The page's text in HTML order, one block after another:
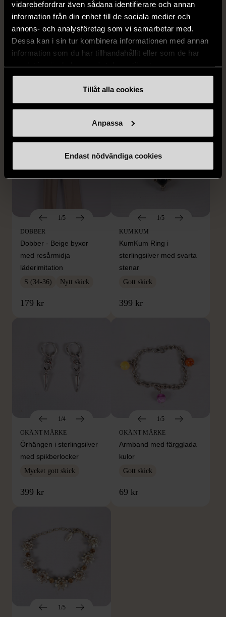
vidarebefordrar även sådana identifierare och annan
information från din enhet till de sociala medier och
annons- och analysföretag som vi samarbetar med.
Dessa kan i sin tur kombinera informationen med annan
information som du har tillhandahållit eller som de har
Tillåt alla cookies
Anpassa
Endast nödvändiga cookies
MISSONI
Missoni - Klänning -
Stickad - Grön - Premium
Vintage
S (34-36) Gott skick
999 kr
GIANFRANCO FERRE
STUDIO
Gianfranco Ferre Studio -
Kjol - Silke - Premium
Vintage
S (34-36)
999 kr
1/5
DOBBER
Dobber - Beige byxor
med resårmidja
läderimitation
S (34-36) Nytt skick
179 kr
1/5
KUMKUM
KumKum Ring i
sterlingsilver med svarta
stenar
Gott skick
399 kr
1/4
OKÄNT MÄRKE
Örhängen i sterlingsilver
med spikberlocker
Mycket gott skick
399 kr
1/5
OKÄNT MÄRKE
Armband med färgglada
kulor
Gott skick
69 kr
1/5